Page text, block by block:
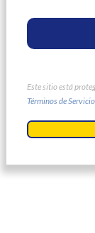
Este sitio está
Términos de Servicio